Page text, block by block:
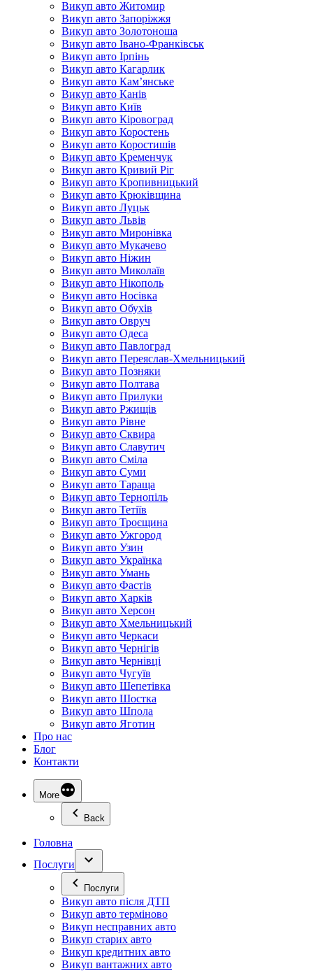
Викуп авто Житомир
Викуп авто Запоріжжя
Викуп авто Золотоноша
Викуп авто Івано-Франківськ
Викуп авто Ірпінь
Викуп авто Кагарлик
Викуп авто Кам’янське
Викуп авто Канів
Викуп авто Київ
Викуп авто Кіровоград
Викуп авто Коростень
Викуп авто Коростишів
Викуп авто Кременчук
Викуп авто Кривий Ріг
Викуп авто Кропивницький
Викуп авто Крюківщина
Викуп авто Луцьк
Викуп авто Львів
Викуп авто Миронівка
Викуп авто Мукачево
Викуп авто Ніжин
Викуп авто Миколаїв
Викуп авто Нікополь
Викуп авто Носівка
Викуп авто Обухів
Викуп авто Овруч
Викуп авто Одеса
Викуп авто Павлоград
Викуп авто Переяслав-Хмельницький
Викуп авто Позняки
Викуп авто Полтава
Викуп авто Прилуки
Викуп авто Ржищів
Викуп авто Рівне
Викуп авто Сквира
Викуп авто Славутич
Викуп авто Сміла
Викуп авто Суми
Викуп авто Тараща
Викуп авто Тернопіль
Викуп авто Тетіїв
Викуп авто Троєщина
Викуп авто Ужгород
Викуп авто Узин
Викуп авто Українка
Викуп авто Умань
Викуп авто Фастів
Викуп авто Харків
Викуп авто Херсон
Викуп авто Хмельницький
Викуп авто Черкаси
Викуп авто Чернігів
Викуп авто Чернівці
Викуп авто Чугуїв
Викуп авто Шепетівка
Викуп авто Шостка
Викуп авто Шпола
Викуп авто Яготин
Про нас
Блог
Контакти
More
Back
Головна
Послуги
Послуги
Викуп авто після ДТП
Викуп авто терміново
Викуп несправних авто
Викуп старих авто
Викуп кредитних авто
Викуп вантажних авто